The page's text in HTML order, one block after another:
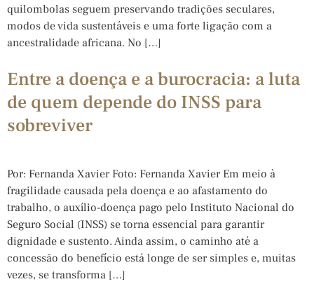
quilombolas seguem preservando tradições seculares,
modos de vida sustentáveis e uma forte ligação com a
ancestralidade africana. No […]
Entre a doença e a burocracia: a luta
de quem depende do INSS para
sobreviver
Por: Fernanda Xavier Foto: Fernanda Xavier Em meio à
fragilidade causada pela doença e ao afastamento do
trabalho, o auxílio-doença pago pelo Instituto Nacional do
Seguro Social (INSS) se torna essencial para garantir
dignidade e sustento. Ainda assim, o caminho até a
concessão do benefício está longe de ser simples e, muitas
vezes, se transforma […]